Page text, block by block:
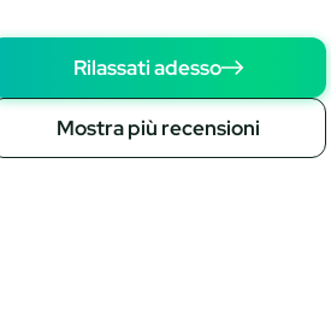
Rilassati adesso
Mostra più recensioni